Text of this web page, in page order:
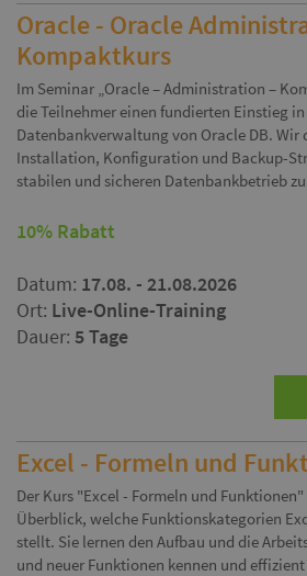
Oracle - Oracle
Kompaktkurs
Im Seminar „Oracle – Administration –
die Teilnehmer einen fundierten Einstieg
Datenbankverwaltung von Oracle DB. Wir
Installation, Konfiguration und Backup-
stabilen und sicheren Datenbankbetrieb
10% Rabatt
Datum: 17.08. - 21.08.2026
Ort: Live-Online-Training
Dauer: 5 Tage
Excel - Formeln und
Der Kurs "Excel - Formeln und
Überblick, welche Funktionskategorien
stellt. Sie lernen den Aufbau und die
und neuer Funktionen kennen und